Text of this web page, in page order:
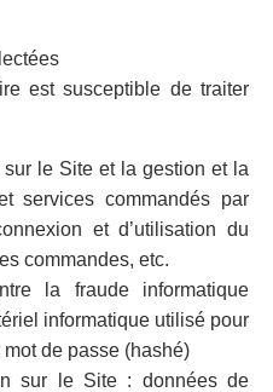
est susceptible de traiter
le Site et la gestion et la
services commandés par
et d’utilisation du
commandes, etc.
la fraude informatique
informatique utilisé pour
mot de passe (hashé)
sur le Site : données de